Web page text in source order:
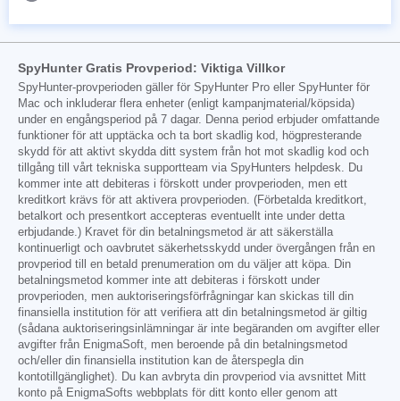
SpyHunter Gratis Provperiod: Viktiga Villkor
SpyHunter-provperioden gäller för SpyHunter Pro eller SpyHunter för
Mac och inkluderar flera enheter (enligt kampanjmaterial/köpsida)
under en engångsperiod på 7 dagar. Denna period erbjuder omfattande
funktioner för att upptäcka och ta bort skadlig kod, högpresterande
skydd för att aktivt skydda ditt system från hot mot skadlig kod och
tillgång till vårt tekniska supportteam via SpyHunters helpdesk. Du
kommer inte att debiteras i förskott under provperioden, men ett
kreditkort krävs för att aktivera provperioden. (Förbetalda kreditkort,
betalkort och presentkort accepteras eventuellt inte under detta
erbjudande.) Kravet för din betalningsmetod är att säkerställa
kontinuerligt och oavbrutet säkerhetsskydd under övergången från en
provperiod till en betald prenumeration om du väljer att köpa. Din
betalningsmetod kommer inte att debiteras i förskott under
provperioden, men auktoriseringsförfrågningar kan skickas till din
finansiella institution för att verifiera att din betalningsmetod är giltig
(sådana auktoriseringsinlämningar är inte begäranden om avgifter eller
avgifter från EnigmaSoft, men beroende på din betalningsmetod
och/eller din finansiella institution kan de återspegla din
kontotillgänglighet). Du kan avbryta din provperiod via avsnittet Mitt
konto på EnigmaSofts webbplats för ditt konto eller genom att